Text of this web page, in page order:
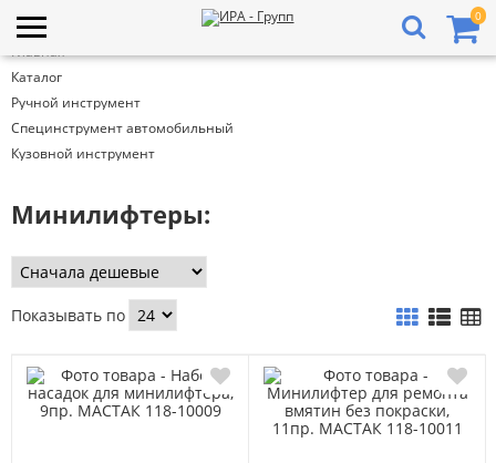
0
Главная
Каталог
Ручной инструмент
Специнструмент автомобильный
Кузовной инструмент
Минилифтеры:
Показывать по